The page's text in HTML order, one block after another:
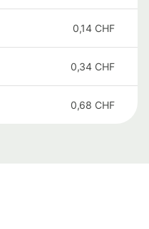
0,14 CHF
0,34 CHF
0,68 CHF